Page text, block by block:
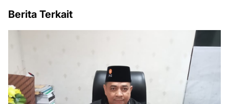
Berita Terkait